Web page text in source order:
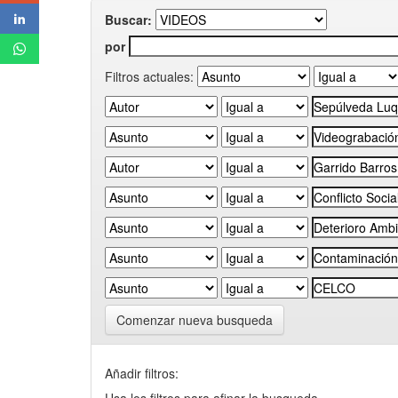
Buscar:
por
Filtros actuales:
Comenzar nueva busqueda
Añadir filtros: